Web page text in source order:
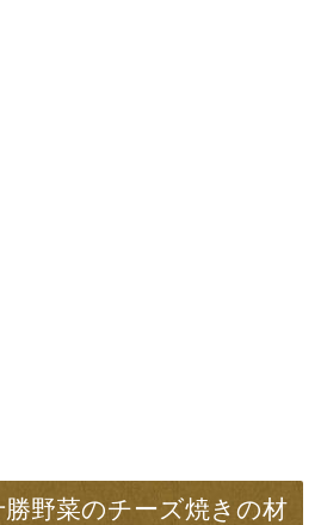
野菜のチーズ焼きの材